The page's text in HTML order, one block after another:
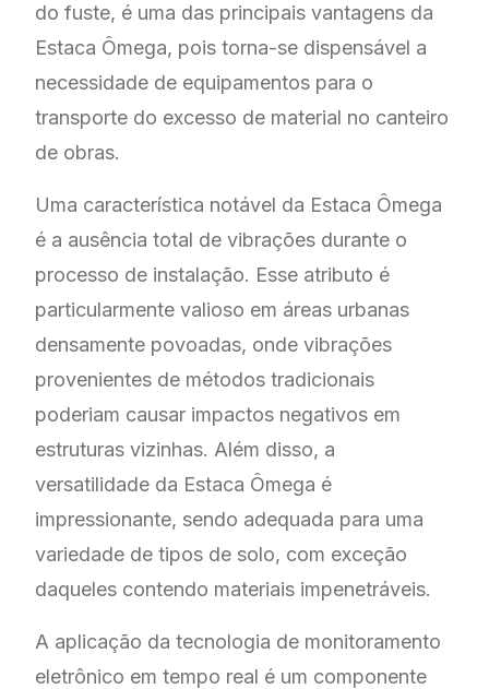
do fuste, é uma das principais vantagens da
Estaca Ômega, pois torna-se dispensável a
necessidade de equipamentos para o
transporte do excesso de material no canteiro
de obras.
Uma característica notável da Estaca Ômega
é a ausência total de vibrações durante o
processo de instalação. Esse atributo é
particularmente valioso em áreas urbanas
densamente povoadas, onde vibrações
provenientes de métodos tradicionais
poderiam causar impactos negativos em
estruturas vizinhas. Além disso, a
versatilidade da Estaca Ômega é
impressionante, sendo adequada para uma
variedade de tipos de solo, com exceção
daqueles contendo materiais impenetráveis.
A aplicação da tecnologia de monitoramento
eletrônico em tempo real é um componente